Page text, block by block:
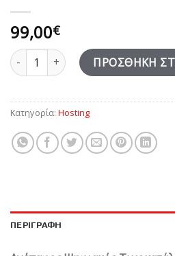
99,00€
Ανέπαφος Ψηφιακός Κατάλογος -
ΠΡΟΣΘΉΚΗ
Κατηγορία: Hosting
ΠΕΡΙΓΡΑΦΉ